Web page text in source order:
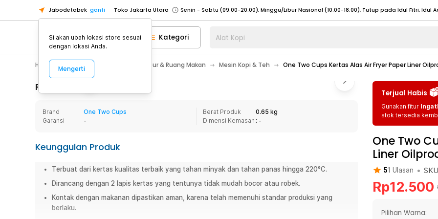
Jabodetabek ganti Toko Jakarta Utara
Toko Tangerang
Toko Cikupa
Pick n Go Jakarta Barat
Senin - Jumat (07:00 - 20:00), Sabtu - Minggu (08:00 - 20:00), Tutup pada Idul Fitri
Pick n Go Bekasi
Senin - Jumat (08:00 - 20:00), Sabtu - Minggu/ Libur Nasional (08:00 - 17:00) Selengkapnya
Senin - Jumat (08:00 - 20:00), Sabtu - Minggu/ Libur Nasional (08:00 - 17:00) Selengkapnya
Senin - Sabtu (09:00-20:00), Minggu/Libur Nasional (12:00-20:00), Tutup pada Idul Fitri
Toko Jakarta Barat
Senin - Sabtu (09:00-20:00), Minggu/Libur Nasional (12:00-20:00), Tutup pada Idul Fitri
Toko Tangerang
Pick n Go Jakarta Barat
Senin - Jumat (07:00 - 20:00), Sabtu - Minggu (08:00 - 20:00), Tutup pada Idul Fitri
Pick n Go Bekasi
Senin - Jumat (08:00 - 20:00), Sabtu - Minggu/ Libur Nasional (08:00 - 17:00) Selengkapnya
Pick n Go Depok
Senin - Jumat (08:00 - 20:00), Sabtu - Minggu/ Libur Nasional (08:00 - 17:00)
Kategori Alat Kopi
Home Appliance Perlengkapan Dapur & Ruang Makan Mesin Kopi & Teh One Two Cups Kertas Alas Air Fryer Paper Liner
Rincian Produk
Brand
One Two Cups
Garansi
-
Berat Produk
0.65 kg
Dimensi Kemasan : -
Keunggulan Produk
Terbuat dari kertas kualitas terbaik yang tahan minyak dan tahan panas hingga 220°C.
Dirancang dengan 2 lapis kertas yang tentunya tidak mudah bocor atau robek.
Kontak dengan makanan dipastikan aman, karena telah memenuhi standar produksi yang
berlaku.
Terjual Habis
Gunakan fitur
stok tersedia
One Two
Liner
51 Ulasan • SKU
Rp12.500
Pilihan Warna:
Silakan ubah lokasi store sesuai
dengan lokasi Anda.
Mengerti